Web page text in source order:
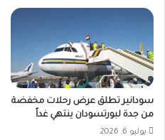
سودانير تطلق عرض رحلات مخفضة
من جدة لبورتسودان ينتهي غداً
يوليو 6, 2026